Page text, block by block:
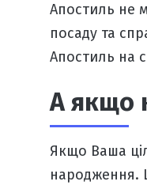
Апостиль не
посаду та
Апостиль на
А якщо
Якщо Ваша
народження.